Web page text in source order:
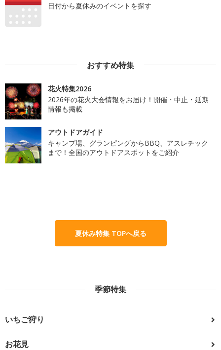
日付から夏休みのイベントを探す
おすすめ特集
花火特集2026
2026年の花火大会情報をお届け！開催・中止・延期
情報も掲載
アウトドアガイド
キャンプ場、グランピングからBBQ、アスレチック
まで！全国のアウトドアスポットをご紹介
夏休み特集 TOPへ戻る
季節特集
いちご狩り
お花見